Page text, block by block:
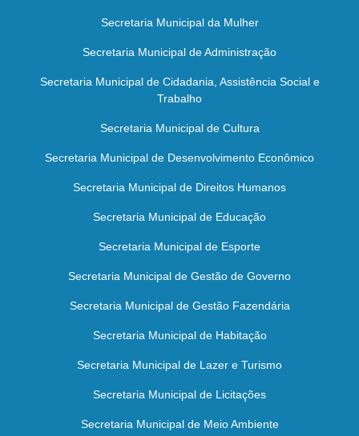
Secretaria Municipal da Mulher
Secretaria Municipal de Administração
Secretaria Municipal de Cidadania, Assistência Social e
Trabalho
Secretaria Municipal de Cultura
Secretaria Municipal de Desenvolvimento Econômico
Secretaria Municipal de Direitos Humanos
Secretaria Municipal de Educação
Secretaria Municipal de Esporte
Secretaria Municipal de Gestão de Governo
Secretaria Municipal de Gestão Fazendária
Secretaria Municipal de Habitação
Secretaria Municipal de Lazer e Turismo
Secretaria Municipal de Licitações
Secretaria Municipal de Meio Ambiente